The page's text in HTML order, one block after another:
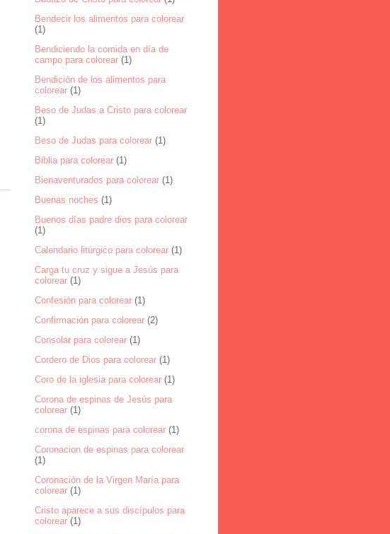
Bendecir los alimentos para colorear
(1)
Bendiciendo la comida en día de
campo para colorear (1)
Bendición de los alimentos para
colorear (1)
Beso de Judas a Cristo para colorear
(1)
Beso de Judas para colorear (1)
Biblia para colorear (1)
Bienaventurados para colorear (1)
Buenas noches (1)
Buenos días padre dios para colorear
(1)
Calendario litúrgico para colorear (1)
Carga tu cruz y sigue a Jesús para
colorear (1)
Confesión para colorear (1)
Confirmación para colorear (2)
Consolar para colorear (1)
Cordero de Dios para colorear (1)
Coro de la iglesia para colorear (1)
Corona de espinas de Jesús para
colorear (1)
corona de espinas para colorear (1)
Coronacion de espinas para colorear
(1)
Coronación de la Virgen María para
colorear (1)
Cristo aparece a sus discípulos para
colorear (1)